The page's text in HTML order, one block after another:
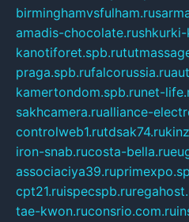
birminghamvsfulham.ru
amadis-chocolate.ru
kanotiforet.spb.ru
praga.spb.rufalcorussia.ru
kamertondom.spb.runet-
sakhcamera.rualliance-
controlweb1.rutdsak74.ru
iron-snab.rucosta-bella.ru
associaciya39.ru
cpt21.ruispecspb.ru
tae-kwon.ruconsrio.com.ru